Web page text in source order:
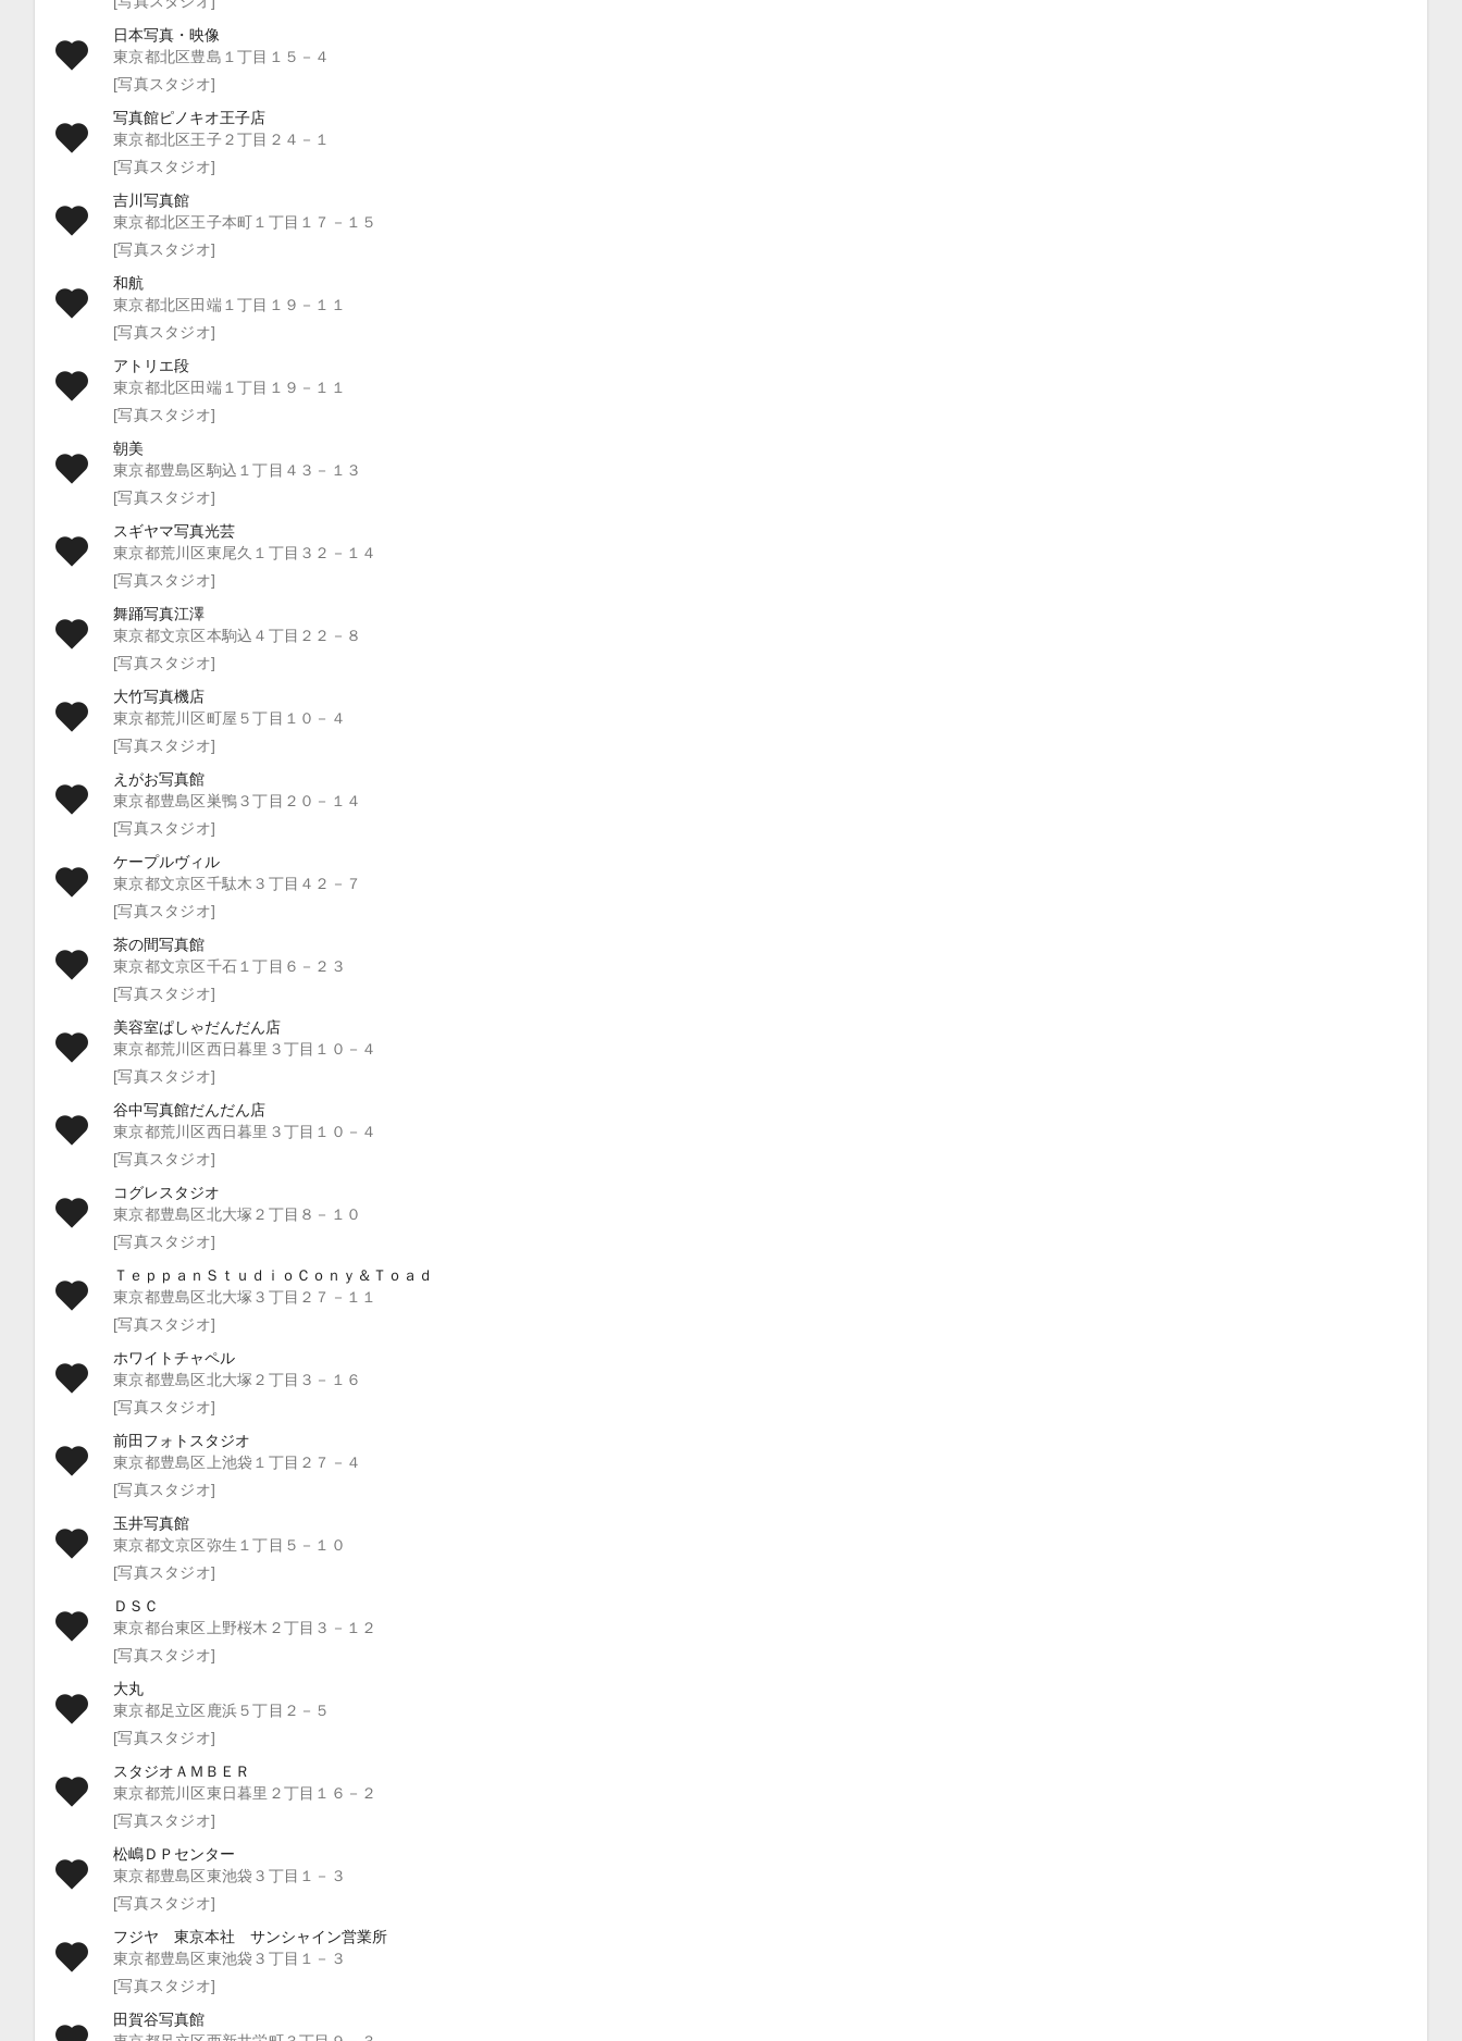
日本写真・映像
東京都北区豊島１丁目１５－４
[写真スタジオ]
写真館ピノキオ王子店
東京都北区王子２丁目２４－１
[写真スタジオ]
吉川写真館
東京都北区王子本町１丁目１７－１５
[写真スタジオ]
和航
東京都北区田端１丁目１９－１１
[写真スタジオ]
アトリエ段
東京都北区田端１丁目１９－１１
[写真スタジオ]
朝美
東京都豊島区駒込１丁目４３－１３
[写真スタジオ]
スギヤマ写真光芸
東京都荒川区東尾久１丁目３２－１４
[写真スタジオ]
舞踊写真江澤
東京都文京区本駒込４丁目２２－８
[写真スタジオ]
大竹写真機店
東京都荒川区町屋５丁目１０－４
[写真スタジオ]
えがお写真館
東京都豊島区巣鴨３丁目２０－１４
[写真スタジオ]
ケープルヴィル
東京都文京区千駄木３丁目４２－７
[写真スタジオ]
茶の間写真館
東京都文京区千石１丁目６－２３
[写真スタジオ]
美容室ぱしゃだんだん店
東京都荒川区西日暮里３丁目１０－４
[写真スタジオ]
谷中写真館だんだん店
東京都荒川区西日暮里３丁目１０－４
[写真スタジオ]
コグレスタジオ
東京都豊島区北大塚２丁目８－１０
[写真スタジオ]
ＴｅｐｐａｎＳｔｕｄｉｏＣｏｎｙ＆Ｔｏａｄ
東京都豊島区北大塚３丁目２７－１１
[写真スタジオ]
ホワイトチャペル
東京都豊島区北大塚２丁目３－１６
[写真スタジオ]
前田フォトスタジオ
東京都豊島区上池袋１丁目２７－４
[写真スタジオ]
玉井写真館
東京都文京区弥生１丁目５－１０
[写真スタジオ]
ＤＳＣ
東京都台東区上野桜木２丁目３－１２
[写真スタジオ]
大丸
東京都足立区鹿浜５丁目２－５
[写真スタジオ]
スタジオＡＭＢＥＲ
東京都荒川区東日暮里２丁目１６－２
[写真スタジオ]
松嶋ＤＰセンター
東京都豊島区東池袋３丁目１－３
[写真スタジオ]
フジヤ 東京本社 サンシャイン営業所
東京都豊島区東池袋３丁目１－３
[写真スタジオ]
田賀谷写真館